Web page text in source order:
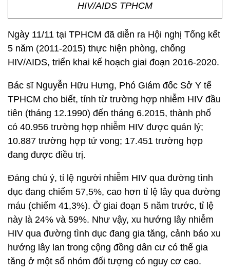
HIV/AIDS TPHCM
Ngày 11/11 tại TPHCM đã diễn ra Hội nghị Tổng kết
5 năm (2011-2015) thực hiện phòng, chống
HIV/AIDS, triển khai kế hoạch giai đoạn 2016-2020.
Bác sĩ Nguyễn Hữu Hưng, Phó Giám đốc Sở Y tế
TPHCM cho biết, tính từ trường hợp nhiễm HIV đầu
tiên (tháng 12.1990) đến tháng 6.2015, thành phố
có 40.956 trường hợp nhiễm HIV được quản lý;
10.887 trường hợp tử vong; 17.451 trường hợp
đang được điều trị.
Đáng chú ý, tỉ lệ người nhiễm HIV qua đường tình
dục đang chiếm 57,5%, cao hơn tỉ lệ lây qua đường
máu (chiếm 41,3%). Ở giai đoạn 5 năm trước, tỉ lệ
này là 24% và 59%. Như vậy, xu hướng lây nhiễm
HIV qua đường tình dục đang gia tăng, cảnh báo xu
hướng lây lan trong cộng đồng dân cư có thể gia
tăng ở một số nhóm đối tượng có nguy cơ cao.